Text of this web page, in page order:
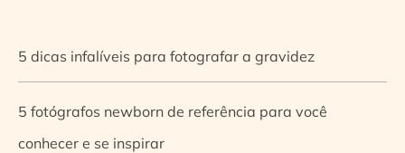
5 dicas infalíveis para fotografar a gravidez
5 fotógrafos newborn de referência para você
conhecer e se inspirar